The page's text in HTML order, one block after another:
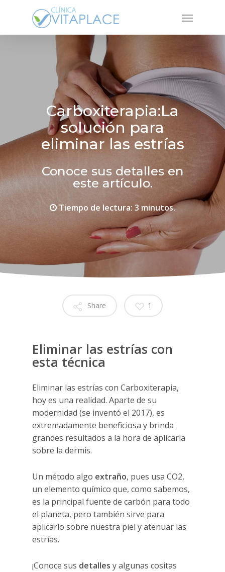
Menu
Carboxiterapia:La
solución para
eliminar las estrías
Conoce sus detalles en
este artículo.
Tiempo de lectura: 3 minutos.
Share 1
Eliminar las estrías con
esta técnica
Eliminar las estrías con Carboxiterapia,
hoy es una realidad. Aparte de su
modernidad (se inventó el 2017), es
extremadamente beneficiosa y brinda
grandes resultados a la hora de aplicarla
sobre la dermis.
Un método algo extraño, pues usa CO2,
un elemento químico que, como sabemos,
es la principal fuente de carbón para todo
el planeta, pero también sirve para
aplicarlo sobre nuestra piel y atenuar las
estrías.
¡Conoce sus detalles y algunas cositas